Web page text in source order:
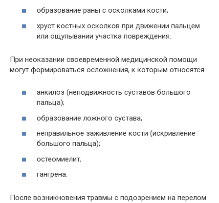
образование раны с осколками кости;
хруст костных осколков при движении пальцем
или ощупывании участка повреждения.
При неоказании своевременной медицинской помощи
могут формироваться осложнения, к которым относятся:
анкилоз (неподвижность суставов большого
пальца);
образование ложного сустава;
неправильное заживление кости (искривление
большого пальца);
остеомиелит;
гангрена.
После возникновения травмы с подозрением на перелом